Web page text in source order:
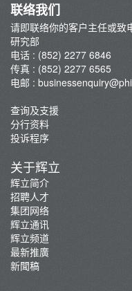
联络我们
请即联络你的客户主任或致
研究部
电话 : (852) 2277 6846
传真 : (852) 2277 6565
电邮 :
查询及支援
分行资料
投诉程序
关于辉立
辉立简介
招聘人才
集团网络
辉立通讯
辉立频道
最新推廣
新聞稿